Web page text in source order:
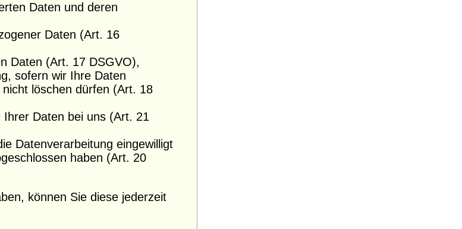
Daten und deren
Daten (Art. 16
Daten (Art. 17 DSGVO),
sofern wir Ihre Daten
löschen dürfen (Art. 18
Daten bei uns (Art. 21
Datenverarbeitung eingewilligt
haben (Art. 20
können Sie diese jederzeit